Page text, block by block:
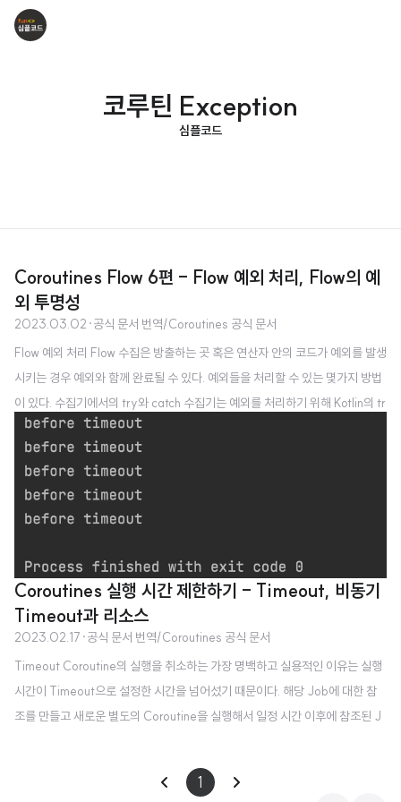
코루틴 Exception
심플코드
Coroutines Flow 6편 - Flow 예외 처리, Flow의 예
외 투명성
2023.03.02 ·공식 문서 번역/Coroutines 공식 문서
Flow 예외 처리 Flow 수집은 방출하는 곳 혹은 연산자 안의 코드가 예외를 발생
시키는 경우 예외와 함께 완료될 수 있다. 예외들을 처리할 수 있는 몇가지 방법
이 있다. 수집기에서의 try와 catch 수집기는 예외를 처리하기 위해 Kotlin의 tr
y/catch 블록을 사용할 수 있다 : fun simple(): Flow = flow { for (i in 1..3)
{ println("Emitting $i") emit(i) // emit next value } } ​ fun main() = runBl
ocking { try { simple().collect { value -> println(value) check(value c
heck(value println(value) } } catch (e: Th..
Coroutines 실행 시간 제한하기 - Timeout, 비동기
Timeout과 리소스
2023.02.17 ·공식 문서 번역/Coroutines 공식 문서
Timeout Coroutine의 실행을 취소하는 가장 명백하고 실용적인 이유는 실행
시간이 Timeout으로 설정한 시간을 넘어섰기 때문이다. 해당 Job에 대한 참
조를 만들고 새로운 별도의 Coroutine을 실행해서 일정 시간 이후에 참조된 J
가 이미 만들어져 있다. 다음 예를 보자. import kotlinx.coroutines.* fun mai
n() = runBlocking { withTimeout(1300L) { repeat(1000) { i -> print
1